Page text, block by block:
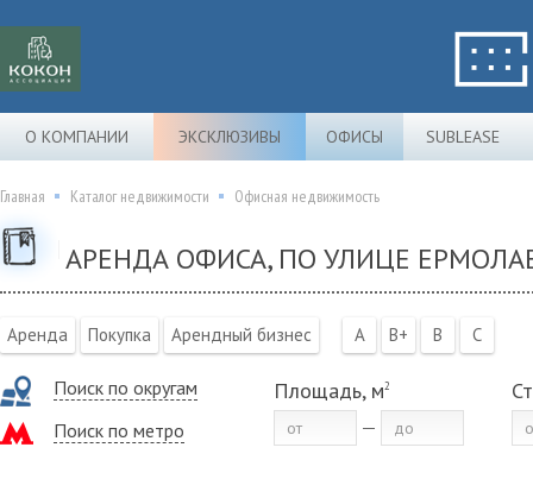
О КОМПАНИИ ЭКСКЛЮЗИВЫ ОФИСЫ SUBLEASE
Главная Каталог недвижимости Офисная недвижимость
АРЕНДА ОФИСА, ПО УЛИЦЕ
Аренда Покупка Арендный бизнес A B+ B C
Поиск по округам
Поиск по метро
Площадь, м2